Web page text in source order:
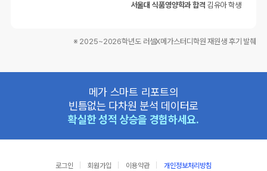
서울대 식품영양학과 합격 김유아 학생
※ 2025~2026학년도 러셀X메가스터디학원 재원생 후기 발췌
메가 스마트 리포트의
빈틈없는 다차원 분석 데이터로
확실한 성적 상승을 경험하세요.
로그인 회원가입 이용약관 개인정보처리방침